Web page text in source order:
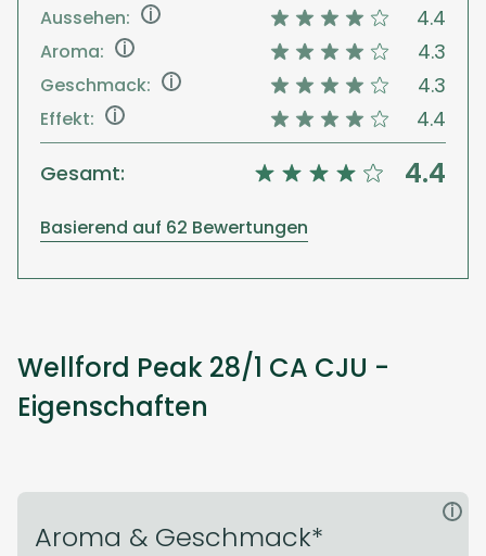
Aussehen: i 4.4
Aroma: i 4.3
Geschmack: i 4.3
Effekt: i
4.4
Gesamt:
4.4
Basierend auf 62 Bewertungen
Wellford Peak 28/1 CA CJU -
Eigenschaften
Aroma & Geschmack*
i